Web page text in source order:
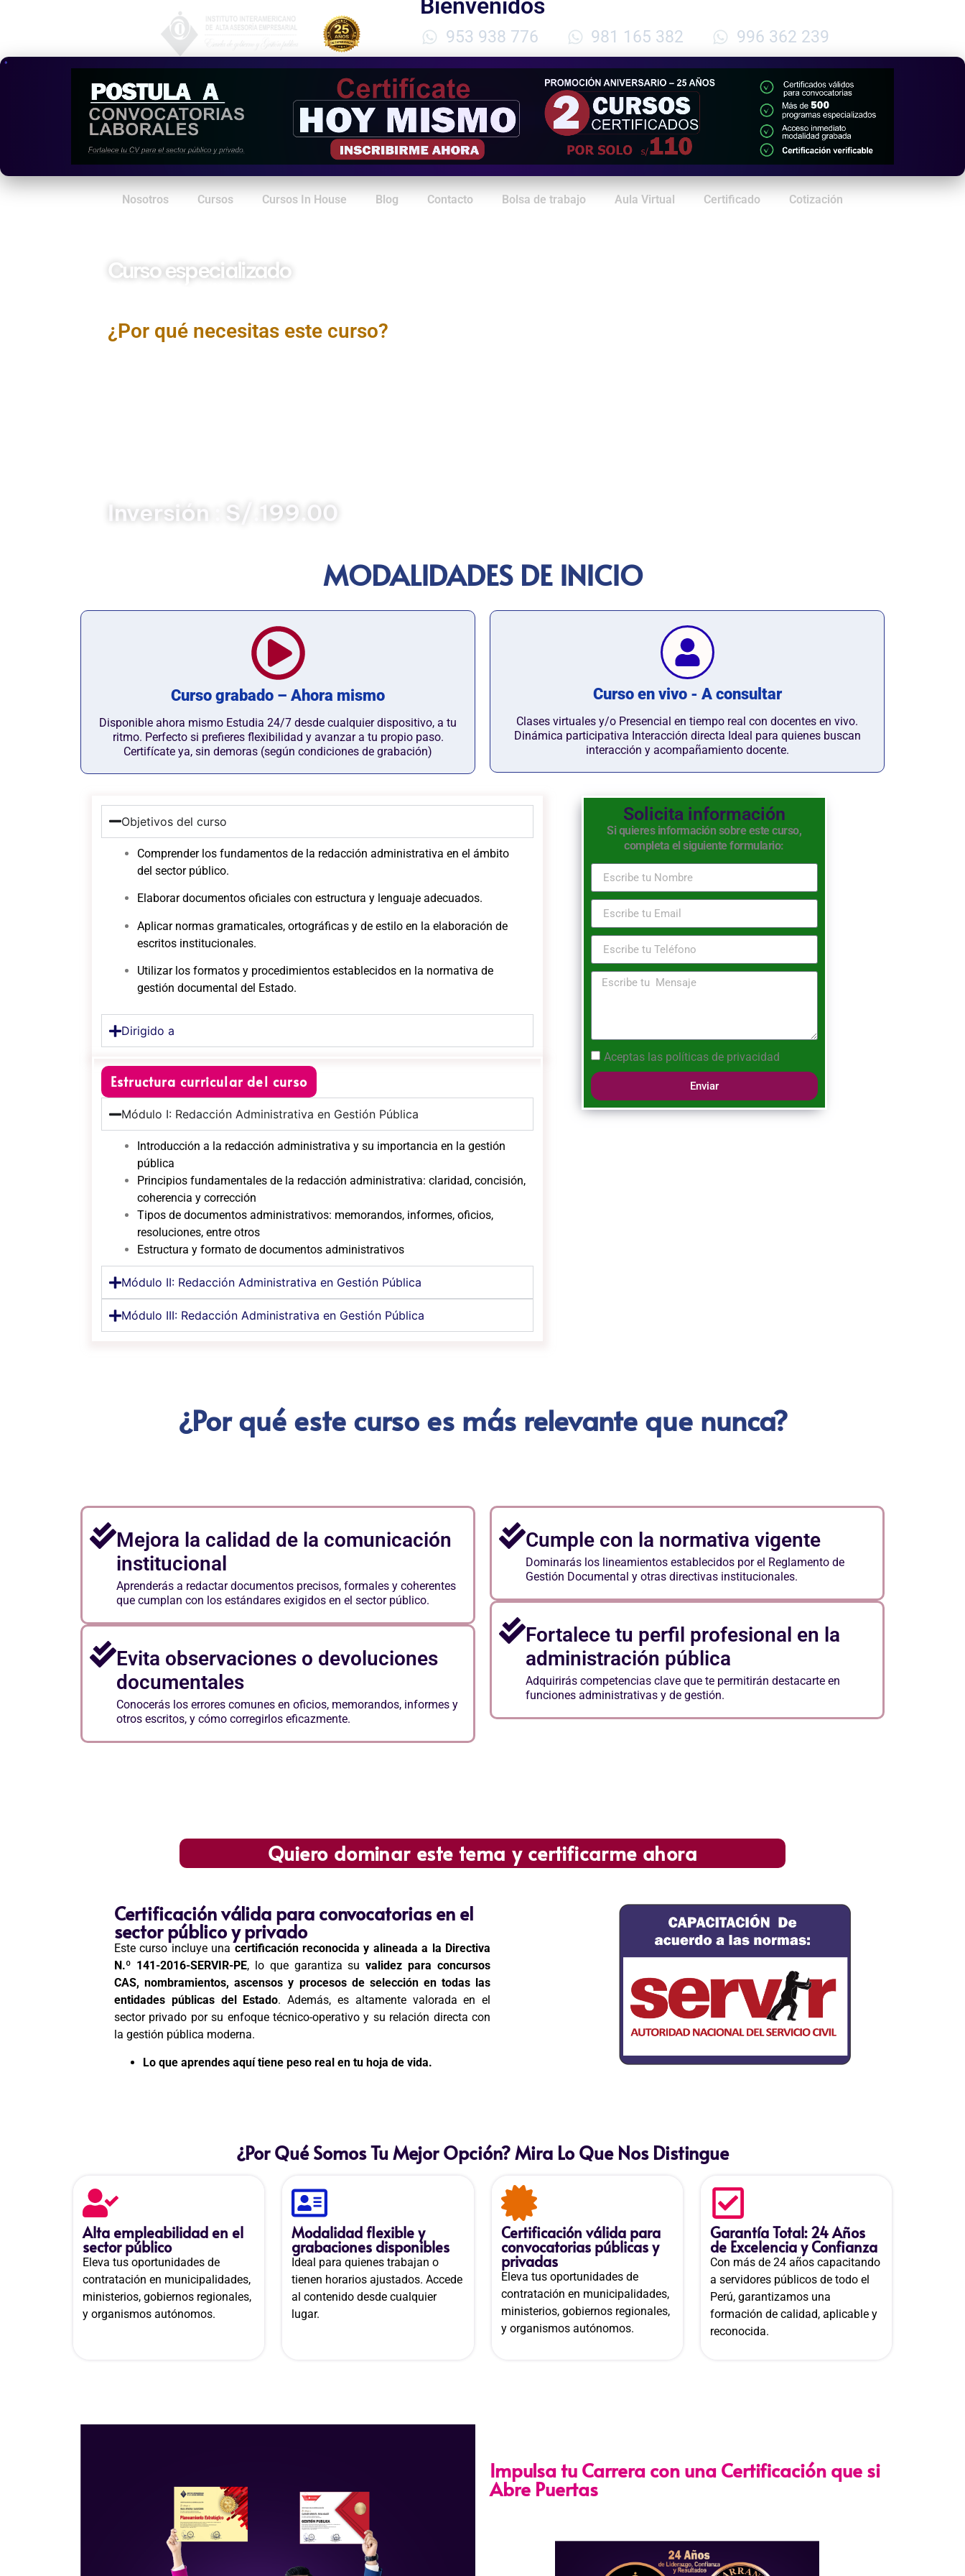
Bienvenidos
953 938 776 981 165 382 996 362 239
Nosotros Cursos Cursos In House Blog Contacto Bolsa de trabajo Aula Virtual Certificado Cotización
Curso especializado
¿Por qué necesitas este curso?
Inversión : S/.199.00
MODALIDADES DE INICIO
Curso grabado – Ahora mismo
Disponible ahora mismo Estudia 24/7 desde cualquier dispositivo, a tu
ritmo. Perfecto si prefieres flexibilidad y avanzar a tu propio paso.
Certifícate ya, sin demoras (según condiciones de grabación)
Curso en vivo - A consultar
Clases virtuales y/o Presencial en tiempo real con docentes en vivo.
Dinámica participativa Interacción directa Ideal para quienes buscan
interacción y acompañamiento docente.
Objetivos del curso
Comprender los fundamentos de la redacción administrativa en el ámbito
del sector público.
Elaborar documentos oficiales con estructura y lenguaje adecuados.
Aplicar normas gramaticales, ortográficas y de estilo en la elaboración de
escritos institucionales.
Utilizar los formatos y procedimientos establecidos en la normativa de
gestión documental del Estado.
Dirigido a
Estructura curricular del curso
Módulo I: Redacción Administrativa en Gestión Pública
Introducción a la redacción administrativa y su importancia en la gestión
pública
Principios fundamentales de la redacción administrativa: claridad, concisión,
coherencia y corrección
Tipos de documentos administrativos: memorandos, informes, oficios,
resoluciones, entre otros
Estructura y formato de documentos administrativos
Módulo II: Redacción Administrativa en Gestión Pública
Módulo III: Redacción Administrativa en Gestión Pública
Solicita información
Si quieres información sobre este curso,
completa el siguiente formulario:
Aceptas las políticas de privacidad
Enviar
¿Por qué este curso es más relevante que nunca?
Mejora la calidad de la comunicación
institucional
Aprenderás a redactar documentos precisos, formales y coherentes
que cumplan con los estándares exigidos en el sector público.
Evita observaciones o devoluciones
documentales
Conocerás los errores comunes en oficios, memorandos, informes y
otros escritos, y cómo corregirlos eficazmente.
Cumple con la normativa vigente
Dominarás los lineamientos establecidos por el Reglamento de
Gestión Documental y otras directivas institucionales.
Fortalece tu perfil profesional en la
administración pública
Adquirirás competencias clave que te permitirán destacarte en
funciones administrativas y de gestión.
Quiero dominar este tema y certificarme ahora
Certificación válida para convocatorias en el
sector público y privado
Este curso incluye una certificación reconocida y alineada a la Directiva
N.º 141-2016-SERVIR-PE, lo que garantiza suvalidez para concursos
CAS, nombramientos, ascensos y procesos de selección en todas las
entidades públicas del Estado. Además, es altamente valorada en el
sector privado por su enfoque técnico-operativo y su relación directa con
la gestión pública moderna.
Lo que aprendes aquí tiene peso real en tu hoja de vida.
¿Por Qué Somos Tu Mejor Opción? Mira Lo Que Nos Distingue
Alta empleabilidad en el
sector público
Eleva tus oportunidades de
contratación en municipalidades,
ministerios, gobiernos regionales,
y organismos autónomos.
Modalidad flexible y
grabaciones disponibles
Ideal para quienes trabajan o
tienen horarios ajustados. Accede
al contenido desde cualquier
lugar.
Certificación válida para
convocatorias públicas y
privadas
Eleva tus oportunidades de
contratación en municipalidades,
ministerios, gobiernos regionales,
y organismos autónomos.
Garantía Total: 24 Años
de Excelencia y Confianza
Con más de 24 años capacitando
a servidores públicos de todo el
Perú, garantizamos una
formación de calidad, aplicable y
reconocida.
Impulsa tu Carrera con una Certificación que si
Abre Puertas